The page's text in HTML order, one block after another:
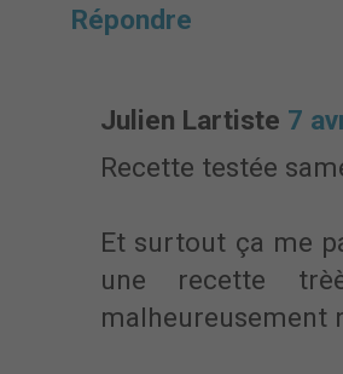
Répondre
Julien Lartiste 7
Recette testée
Et surtout ça me
une recette
malheureusement